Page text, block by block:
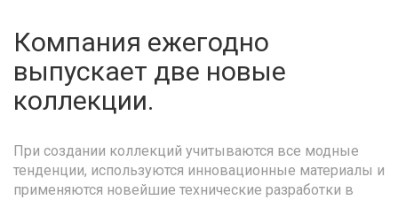
Компания ежегодно
выпускает две новые
коллекции.
При создании коллекций учитываются все модные
тенденции, используются инновационные материалы и
применяются новейшие технические разработки в